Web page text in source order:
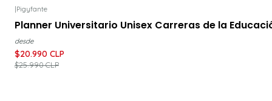
DESCUENTO
Pigyfante
Planner Universitario Unisex Carreras de la
desde
$20.990 CLP
$25.990 CLP